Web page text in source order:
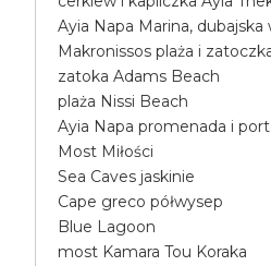
Ayia Napa Marina,
Makronissos plaża i
zatoka Adams Beach
plaża Nissi Beach
Ayia Napa promenada i port
Most Miłości
Sea Caves jaskinie
Cape greco półwysep
Blue Lagoon
most Kamara Tou Koraka